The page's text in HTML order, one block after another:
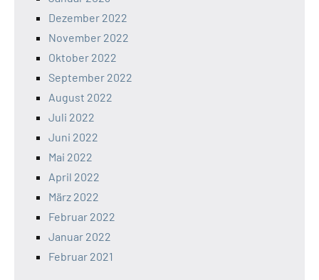
Dezember 2022
November 2022
Oktober 2022
September 2022
August 2022
Juli 2022
Juni 2022
Mai 2022
April 2022
März 2022
Februar 2022
Januar 2022
Februar 2021